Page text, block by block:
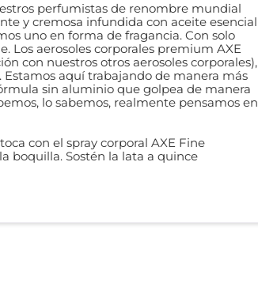
perfumistas de renombre mundial
y cremosa infundida con aceite esencial
uno en forma de fragancia. Con solo
Los aerosoles corporales premium AXE
con nuestros otros aerosoles corporales),
Estamos aquí trabajando de manera más
sin aluminio que golpea de manera
lo sabemos, realmente pensamos en
con el spray corporal AXE Fine
boquilla. Sostén la lata a quince